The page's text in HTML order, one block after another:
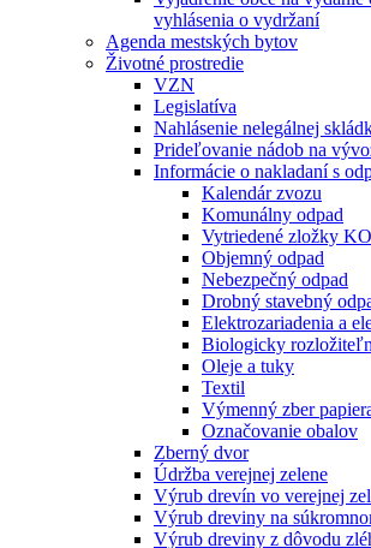
vyhlásenia o vydržaní
Agenda mestských bytov
Životné prostredie
VZN
Legislatíva
Nahlásenie nelegálnej
Prideľovanie nádob na
Informácie o nakladaní s
Kalendár zvozu
Komunálny odpad
Vytriedené zložky KO
Objemný odpad
Nebezpečný odpad
Drobný stavebný
Elektrozariadenia a
Biologicky
Oleje a tuky
Textil
Výmenný zber
Označovanie obalov
Zberný dvor
Údržba verejnej zelene
Výrub drevín vo verejnej
Výrub dreviny na
Výrub dreviny z dôvodu